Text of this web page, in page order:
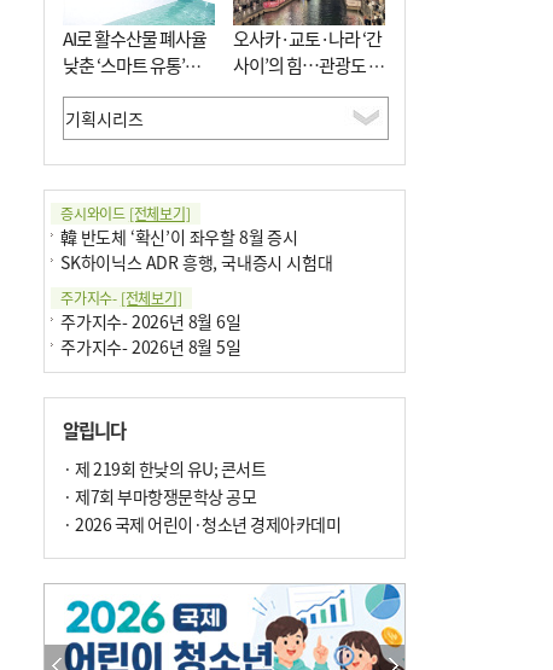
AI로 활수산물 폐사율
낮춘 ‘스마트 유통’…
사막·산악지대 수출
도전
오사카·교토·나라 ‘간
사이’의 힘…관광도 뭉
쳐야 흥한다
증시와이드 [전체보기]
韓 반도체 ‘확신’이 좌우할 8월 증시
SK하이닉스 ADR 흥행, 국내증시 시험대
주가지수- [전체보기]
주가지수- 2026년 8월 6일
주가지수- 2026년 8월 5일
알립니다
· 제 219회 한낮의 유U; 콘서트
· 제7회 부마항쟁문학상 공모
· 2026 국제 어린이·청소년 경제아카데미